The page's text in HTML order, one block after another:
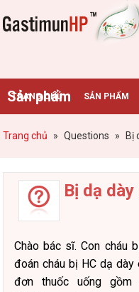
Gastimunhp
Sản phẩm
TRANG CHỦ SẢN PHẨM
BỆNH DẠ DÀY TIN TỨC –
Trang chủ » Questions » Bị
Bị dạ
Chào bác sĩ. Con cháu
đoán cháu bị HC dạ dày
đơn thuốc uống gồm